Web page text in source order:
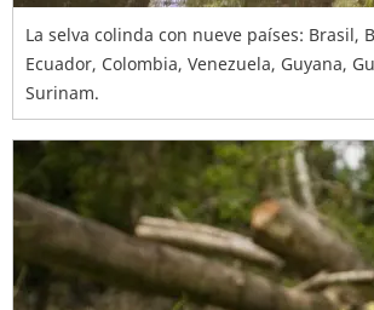
La selva colinda con nueve países: Brasil,
Ecuador, Colombia, Venezuela, Guyana,
Surinam.